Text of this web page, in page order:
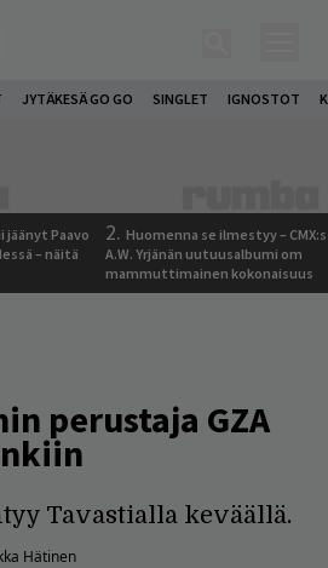
JYTÄKESÄ GO GO SINGLET IGNOSTOT
Paavo
– näitä
2. Huomenna se ilmestyy –
A.W. Yrjänän uutuusalbumi om
mammuttimainen kokonaisuus
perustaja GZA
Tavastialla keväällä.
Hätinen